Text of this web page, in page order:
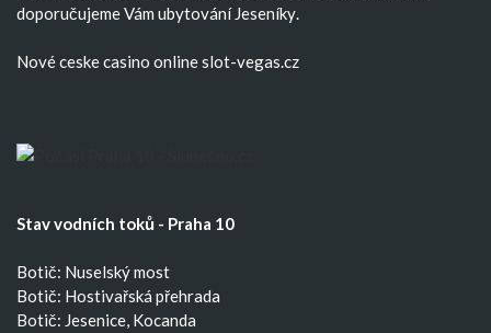
doporučujeme Vám ubytování Jeseníky.
Nové ceske casino online slot-vegas.cz
Stav vodních toků - Praha 10
Botič: Nuselský most
Botič: Hostivařská přehrada
Botič: Jesenice, Kocanda